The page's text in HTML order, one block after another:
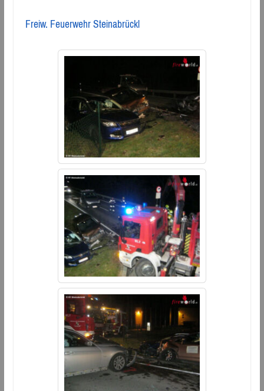
Freiw. Feuerwehr Steinabrückl